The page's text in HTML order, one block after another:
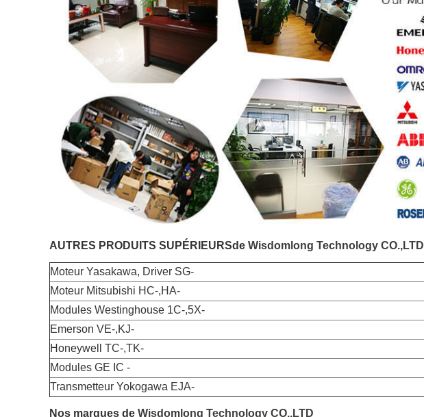
AUTRES PRODUITS SUPÉRIEURSde Wisdomlong Technology CO.,LTD
Moteur Yasakawa, Driver SG-
Moteur Mitsubishi HC-,HA-
Modules Westinghouse 1C-,5X-
Emerson VE-,KJ-
Honeywell TC-,TK-
Modules GE IC -
Transmetteur Yokogawa EJA-
Nos marques de Wisdomlong Technology CO.,LTD